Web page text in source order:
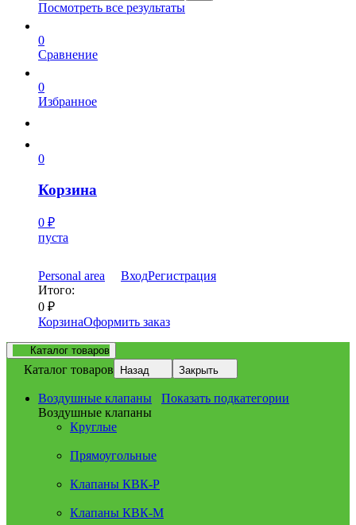
Посмотреть все результаты
0
Сравнение
0
Избранное
0
Корзина
0 ₽
пуста
Personal area ВходРегистрация
Итого:
0 ₽
КорзинаОформить заказ
Каталог товаров
Каталог товаров Назад Закрыть
Воздушные клапаны
Показать подкатегории
Воздушные клапаны
Круглые
Прямоугольные
Клапаны КВК-Р
Клапаны КВК-М